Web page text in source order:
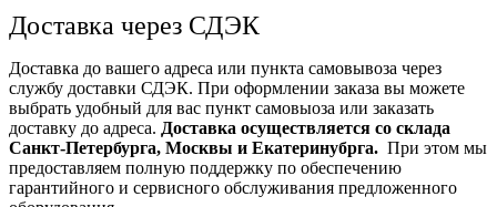
Доставка через СДЭК
Доставка до вашего адреса или пункта самовывоза через
службу доставки СДЭК. При оформлении заказа вы можете
выбрать удобный для вас пункт самовыоза или заказать
доставку до адреса. Доставка осуществляется со склада
Санкт-Петербурга, Москвы и Екатеринубрга. При этом мы
предоставляем полную поддержку по обеспечению
гарантийного и сервисного обслуживания предложенного